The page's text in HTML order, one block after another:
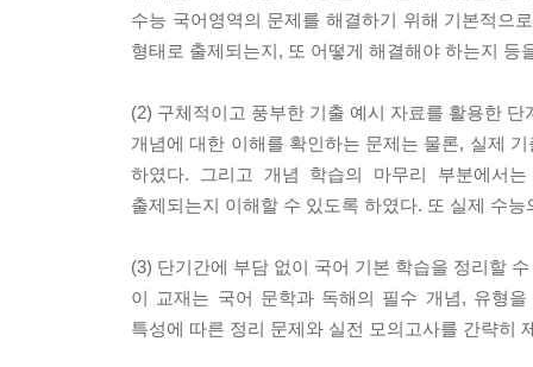
수능 국어영역의 문제를 해결하기 위해 기본적으
형태로 출제되는지, 또 어떻게 해결해야 하는지 등
(2) 구체적이고 풍부한 기출 예시 자료를 활용한 단
개념에 대한 이해를 확인하는 문제는 물론, 실제
하였다. 그리고 개념 학습의 마무리 부분에서
출제되는지 이해할 수 있도록 하였다. 또 실제 수
(3) 단기간에 부담 없이 국어 기본 학습을 정리할
이 교재는 국어 문학과 독해의 필수 개념, 유형
특성에 따른 정리 문제와 실전 모의고사를 간략히